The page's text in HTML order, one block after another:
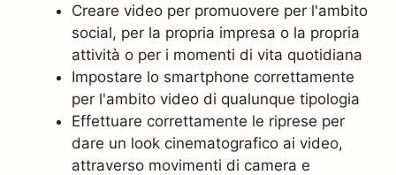
Creare video per promuovere per l'ambito
social, per la propria impresa o la propria
attività o per i momenti di vita quotidiana
Impostare lo smartphone correttamente
per l'ambito video di qualunque tipologia
Effettuare correttamente le riprese per
dare un look cinematografico ai video,
attraverso movimenti di camera e